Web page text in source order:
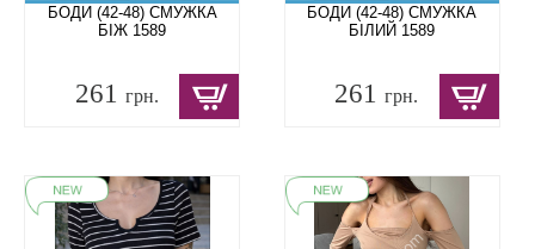
БОДИ (42-48) СМУЖКА
БІЖ 1589
261 грн.
БОДИ (42-48) СМУЖКА
БІЛИЙ 1589
261грн.